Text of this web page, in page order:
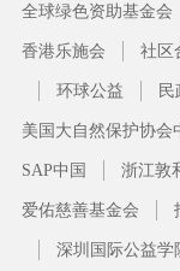
全球绿色资助基金会
香港乐施会 社区
环球公益
美国大自然保护协会
SAP中国 浙江敦
爱佑慈善基金会
深圳国际公益学